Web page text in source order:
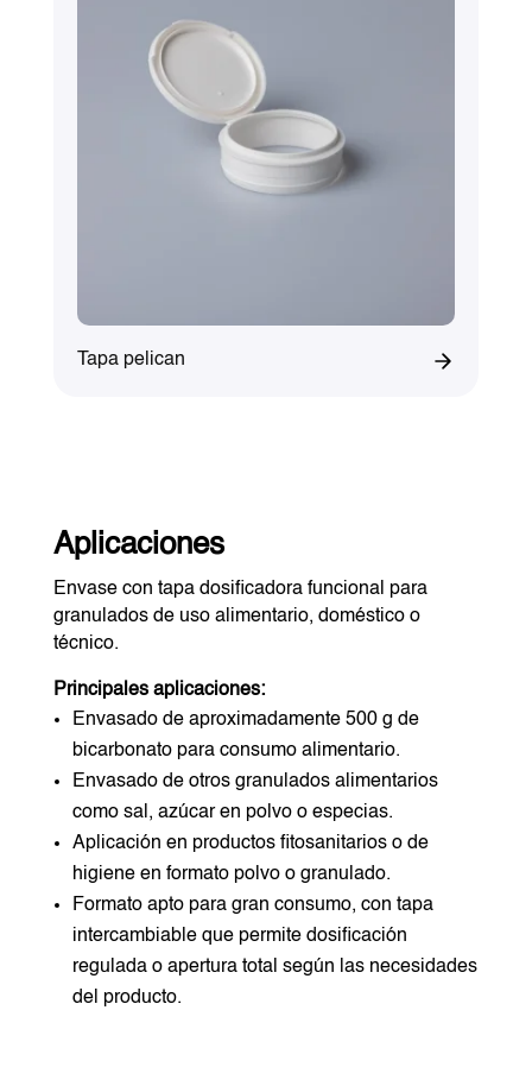
Tapa pelican
Aplicaciones
Envase con tapa dosificadora funcional para
granulados de uso alimentario, doméstico o
técnico.
Principales aplicaciones:
Envasado de aproximadamente 500 g de
bicarbonato para consumo alimentario.
Envasado de otros granulados alimentarios
como sal, azúcar en polvo o especias.
Aplicación en productos fitosanitarios o de
higiene en formato polvo o granulado.
Formato apto para gran consumo, con tapa
intercambiable que permite dosificación
regulada o apertura total según las necesidades
del producto.